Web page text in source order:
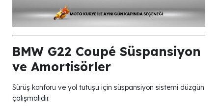
BMW G22 Coupé Süspansiyon
ve Amortisörler
Sürüş konforu ve yol tutuşu için süspansiyon sistemi düzgün
çalışmalıdır.